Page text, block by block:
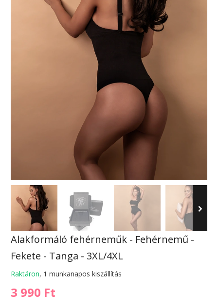
Alakformáló fehérneműk - Fehérnemű -
Fekete - Tanga - 3XL/4XL
Raktáron, 1 munkanapos kiszállítás
3 990 Ft